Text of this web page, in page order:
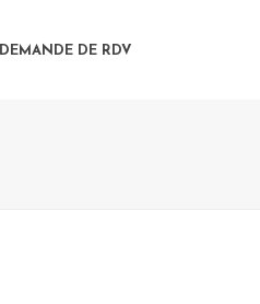
DEMANDE DE RDV